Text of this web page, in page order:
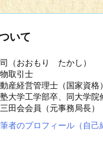
いて
（おおもり たかし）
取引士
産経営管理士（国家資格）
大学工学部卒、同大学院
田会会員（元事務局長）
筆者のプロフィール（自己